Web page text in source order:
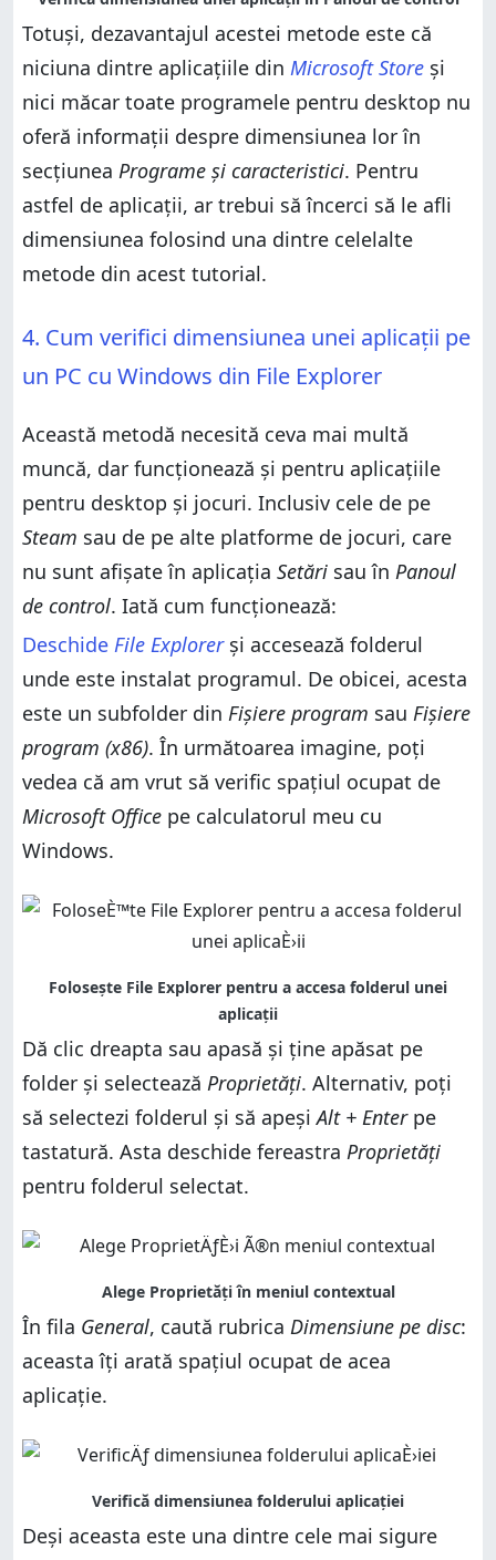
Totuși, dezavantajul acestei metode este că
niciuna dintre aplicațiile din Microsoft Store și
nici măcar toate programele pentru desktop nu
oferă informații despre dimensiunea lor în
secțiunea Programe și caracteristici. Pentru
astfel de aplicații, ar trebui să încerci să le afli
dimensiunea folosind una dintre celelalte
metode din acest tutorial.
4. Cum verifici dimensiunea unei aplicații pe
un PC cu Windows din File Explorer
Această metodă necesită ceva mai multă
muncă, dar funcționează și pentru aplicațiile
pentru desktop și jocuri. Inclusiv cele de pe
Steam sau de pe alte platforme de jocuri, care
nu sunt afișate în aplicația Setări sau în Panoul
de control. Iată cum funcționează:
Deschide File Explorerși accesează folderul
unde este instalat programul. De obicei, acesta
este un subfolder din Fișiere program sau Fișiere
program (x86). În următoarea imagine, poți
vedea că am vrut să verific spațiul ocupat de
Microsoft Office pe calculatorul meu cu
Windows.
Dă clic dreapta sau apasă și ține apăsat pe
folder și selectează Proprietăți. Alternativ, poți
să selectezi folderul și să apeșiAlt + Enterpe
tastatură. Asta deschide fereastra Proprietăți
pentru folderul selectat.
În fila General, caută rubrica Dimensiune pe disc:
aceasta îți arată spațiul ocupat de acea
aplicație.
Deși aceasta este una dintre cele mai sigure